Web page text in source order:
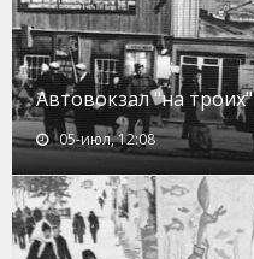
Автовокзал "на троих"
05-июл, 12:08